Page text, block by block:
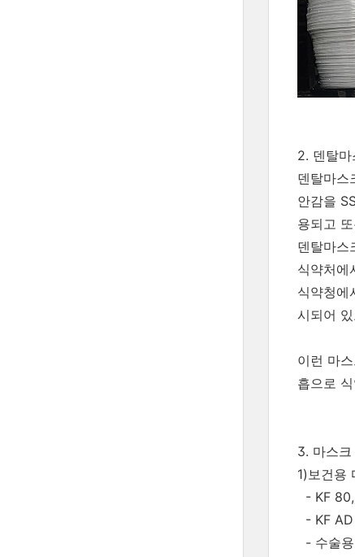
2. 덴탈
덴탈마스
안감을
용되고
덴탈마스
식약처에
식약청에
시되어
이런 마
흡으로
3. 마스크
1)보건용
- KF
- KF AD
- 수술